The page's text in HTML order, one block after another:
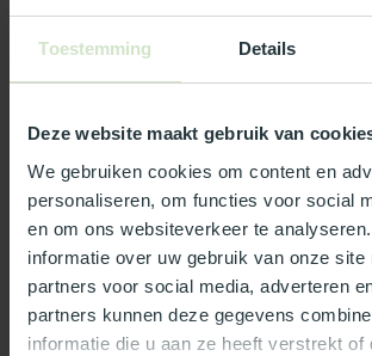
Toestemming Details
Deze website maakt gebruik van
We gebruiken cookies om content en
personaliseren, om functies voor social
en om ons websiteverkeer te
informatie over uw gebruik van onze site
partners voor social media, adverteren
partners kunnen deze gegevens
informatie die u aan ze heeft verstrekt of
Productomschrijving
Reviews
Wat ons écht bijzonder maakt:
Officieel Skylux dealer!